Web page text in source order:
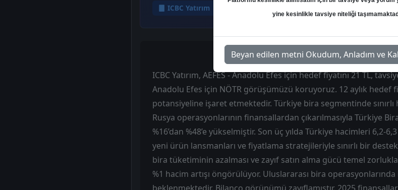
ICBC Yatırım
ICBC Yatırım, AEFES - Anadolu Efes için hedef fiyatını 21 TL,
Anadolu Efes için NÖTR görüşümüzü koruyoruz. 12 aylık hedef
potansiyeline işaret etmektedir. Türkiye bira segmentinde
Rusya operasyonlarının finansallardan çıkarılmasıyla Türkiye
%16’dan %48’e yükselmiştir. Son üç yılda Türkiye hacimleri 6,2-
yeni ürün lansmanları ve fiyatlama stratejileriyle sınırlı bir
bira tüketiminin azalması ve zayıf satın alma gücü temel
%1 hacim artışı öngörülüyor. Uluslararası bira
yine kesinlikle tavsiye niteliği